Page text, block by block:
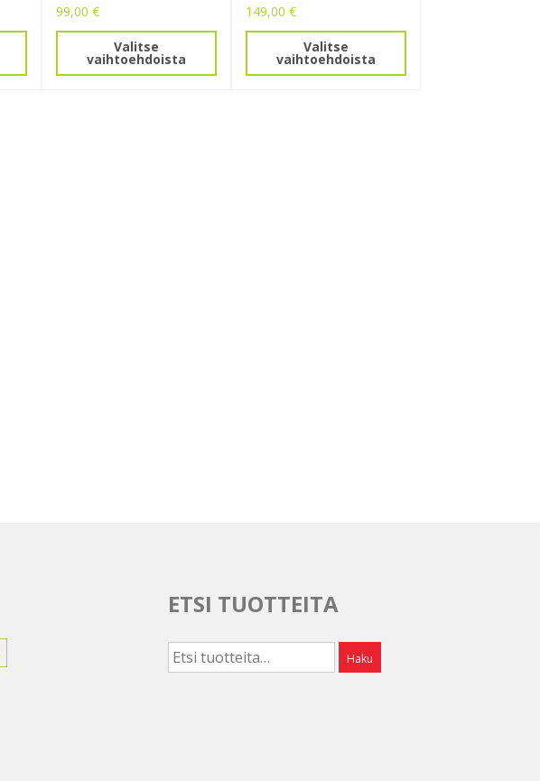
99,00 €
Valitse
vaihtoehdoista
Tällä
tuotteella
on
149,00 €
Valitse
vaihtoehdoista
Tällä
tuotteella
on
ETSI TUOTTEITA
Etsi: Haku